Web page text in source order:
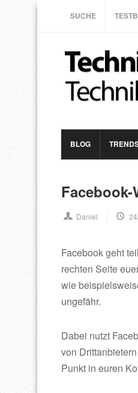
SUCHE
BLOG
Daniel
Facebook geht
rechten Seite
wie
ungefähr.
Dabei nutzt
von
Punkt in euren